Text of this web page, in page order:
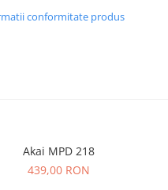
conformitate produs
Akai MPD 218
439,00 RON